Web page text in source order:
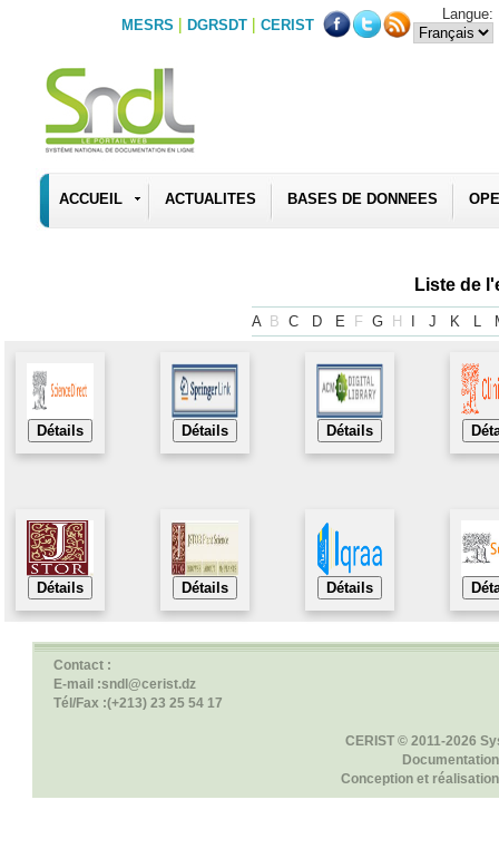
MESRS | DGRSDT | CERIST
Langue:
ACCUEIL ACTUALITES BASES DE DONNEES
Liste de
A B C D E F G H J K L
Détails Détails Détails
Détails Détails Détails
Contact :
E-mail :sndl@cerist.dz
Tél/Fax :(+213) 23 25 54 17
CERIST © 2011-2026
Conception et